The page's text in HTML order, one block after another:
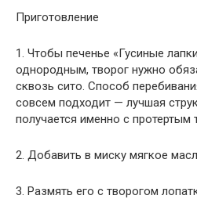
Приготовление
1. Чтобы печенье «Гусиные
однородным, творог нужно
сквозь сито. Способ
совсем подходит — лучшая
получается именно с протертым
2. Добавить в миску мягкое
3. Размять его с творогом